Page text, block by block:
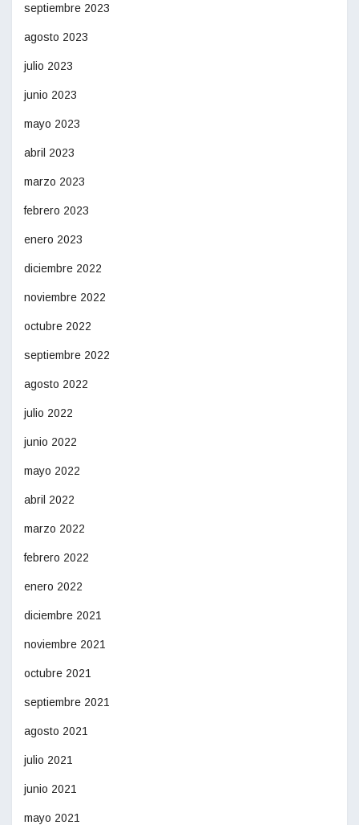
septiembre 2023
agosto 2023
julio 2023
junio 2023
mayo 2023
abril 2023
marzo 2023
febrero 2023
enero 2023
diciembre 2022
noviembre 2022
octubre 2022
septiembre 2022
agosto 2022
julio 2022
junio 2022
mayo 2022
abril 2022
marzo 2022
febrero 2022
enero 2022
diciembre 2021
noviembre 2021
octubre 2021
septiembre 2021
agosto 2021
julio 2021
junio 2021
mayo 2021